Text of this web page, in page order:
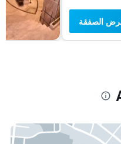
الصفقة